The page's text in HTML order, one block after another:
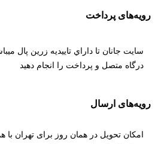
رویه‌های پرداخت
سايت جانان تا داراي تاييديه زرين پال
درگاه متصل و پرداخت را انجام دهيد
رویه‌های ارسال
امکان تحویل در همان روز برای تهران با